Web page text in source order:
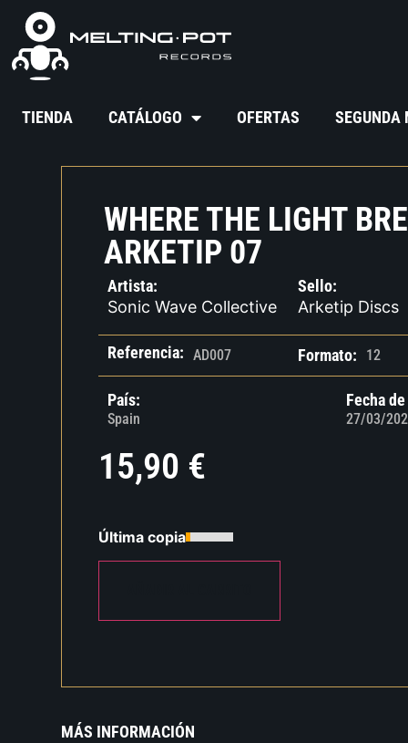
TIENDA CATÁLOGO OFERTAS SEGUNDA
WHERE THE LIGHT
ARKETIP 07
Artista:
Sonic Wave Collective
Sello:
Arketip Discs
Referencia: AD007 Formato: 12
País:
Spain
Fecha
27/03/
15,90 €
Última copia
MÁS INFORMACIÓN